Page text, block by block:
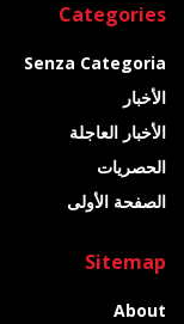
Categories
Senza Categoria
الأخبار
الأخبار العاجلة
الحصريات
الصفحة الأولى
Sitemap
About